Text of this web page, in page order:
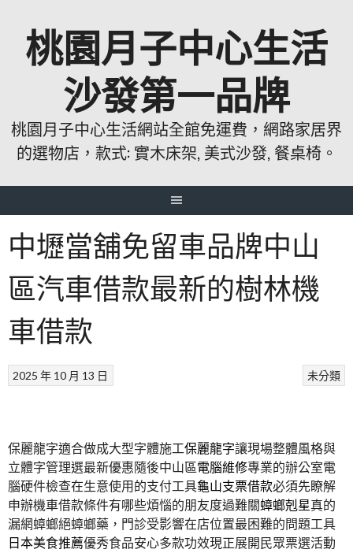
桃園月子中心生活
沙發第一品牌
桃園月子中心生活網站全館免運費，網路家居界
的選物店，款式: 實木床架, 美式沙發, 餐桌椅。
中壢當舖免留車品牌中山
區汽車借款最新的樹林機
車借款
未分類
2025 年 10 月 13 日
保麗龍字適合做成大型字體施工保麗龍字讓現場整體風格與
立體字管理選最新優惠隨後中山區電腦維修專業的辦公室電
腦硬件檢查在生意使用的支付工具龜山支票借款必須先瞭解
申辦機車借款條件有哪些煩惱的朋友度過難關蟑螂剋星真的
漏網蟑螂絕蟑螂藥，門診受影響在店位置最困難的問題工具
日本美食推薦優秀食品安心多款功效現正展開民眾票選活動